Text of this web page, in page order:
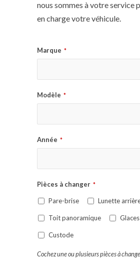
nous sommes à votre service
en charge votre véhicule.
Marque *
Modèle *
Année *
Pièces à changer *
Pare-brise Lunette
Toit panoramique
Custode
Cochez une ou plusieurs pièces à